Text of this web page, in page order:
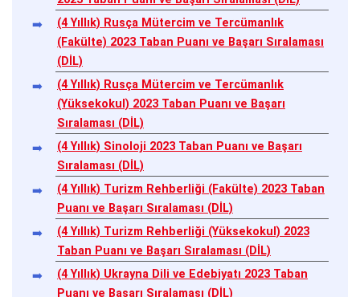
(4 Yıllık) Rusça Mütercim ve Tercümanlık
(Fakülte) 2023 Taban Puanı ve Başarı Sıralaması
(DİL)
(4 Yıllık) Rusça Mütercim ve Tercümanlık
(Yüksekokul) 2023 Taban Puanı ve Başarı
Sıralaması (DİL)
(4 Yıllık) Sinoloji 2023 Taban Puanı ve Başarı
Sıralaması (DİL)
(4 Yıllık) Turizm Rehberliği (Fakülte) 2023 Taban
Puanı ve Başarı Sıralaması (DİL)
(4 Yıllık) Turizm Rehberliği (Yüksekokul) 2023
Taban Puanı ve Başarı Sıralaması (DİL)
(4 Yıllık) Ukrayna Dili ve Edebiyatı 2023 Taban
Puanı ve Başarı Sıralaması (DİL)